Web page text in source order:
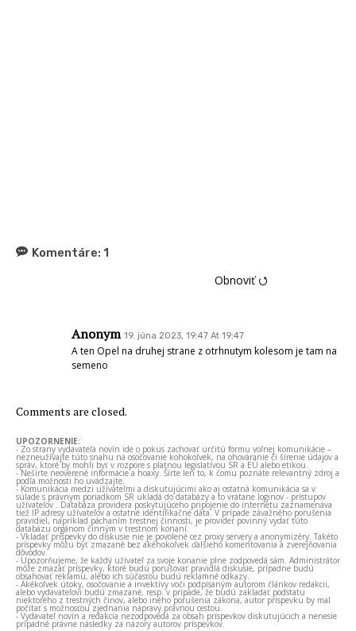
Komentáre: 1
Obnoviť ⭯
Anonym 19. júna 2023, 19:47 At 19:47
A ten Opel na druhej strane z otrhnutym kolesom je tam na
semeno
Comments are closed.
UPOZORNENIE:
- Zo strany vydavateľa novín ide o pokus zachovať určitú formu voľnej komunikácie –
nezneužívajte túto snahu na osočovanie kohokoľvek, na ohováranie či šírenie údajov a
správ, ktoré by mohli byť v rozpore s platnou legislatívou SR a EÚ alebo etikou.
- Nešírte neoverené informácie a hoaxy. Šírte len to, k čomu poznáte relevantný zdroj a
podľa možnosti ho uvádzajte.
- Komunikácia medzi užívateľmi a diskutujúcimi ako aj ostatná komunikácia sa v
súlade s právnym poriadkom SR ukladá do databázy a to vrátane loginov - prístupov
užívateľov . Databáza providera poskytujúceho pripojenie do internetu zaznamenáva
tiež IP adresy užívateľov a ostatné identifikačné dáta. V prípade závažného porušenia
pravidiel, napríklad páchaním trestnej činnosti, je provider povinný vydať túto
databázu orgánom činným v trestnom konaní.
- Vkladať príspevky do diskusie nie je povolené cez proxy servery a anonymizéry. Takéto
príspevky môžu byť zmazané bez akéhokoľvek ďalšieho komentovania a zverejňovania
dôvodov.
- Upozorňujeme, že každý užívateľ za svoje konanie plne zodpovedá sám. Administrátor
môže zmazať príspevky, ktoré budú porušovať pravidlá diskusie, prípadne budú
obsahovať reklamu, alebo ich súčasťou budú reklamné odkazy.
- Akékoľvek útoky, osočovanie a invektívy voči podpísaným autorom článkov redakcii,
alebo vydavateľovi budú zmazané, resp. v prípade, že budú zakladať podstatu
niektorého z trestných činov, alebo iného porušenia zákona, autor príspevku by mal
počítať s možnosťou zjednania nápravy právnou cestou.
- Vydavateľ novín a redakcia nezodpovedá za obsah príspevkov diskutujúcich a nenesie
prípadné právne následky za názory autorov príspevkov.